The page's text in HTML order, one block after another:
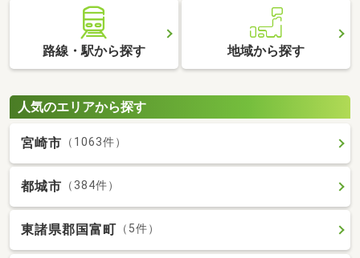
路線・駅から探す 地域から探す
人気のエリアから探す
宮崎市 （1063件）
都城市 （384件）
東諸県郡国富町 （5件）